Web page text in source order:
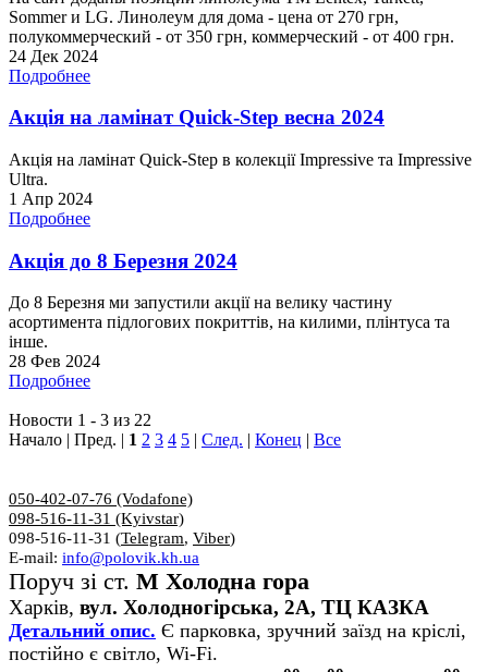
Sommer и LG. Линолеум для дома - цена от 270 грн,
полукоммерческий - от 350 грн, коммерческий - от 400 грн.
24 Дек 2024
Подробнее
Акція на ламінат Quick-Step весна 2024
Акція на ламінат Quick-Step в колекції Impressive та Impressive
Ultra.
1 Апр 2024
Подробнее
Акція до 8 Березня 2024
До 8 Березня ми запустили акції на велику частину
асортимента підлогових покриттів, на килими, плінтуса та
інше.
28 Фев 2024
Подробнее
Новости 1 - 3 из 22
Начало | Пред. | 1 2 3 4 5 | След. | Конец | Все
050-402-07-76 (Vodafone)
098-516-11-31 (Kyivstar)
098-516-11-31 (Telegram, Viber)
E-mail: info@polovik.kh.ua
Поруч зі ст. М Холодна гора
Харків, вул. Холодногірська, 2А, ТЦ КАЗКА
Детальний опис. Є парковка, зручний заїзд на кріслі,
постійно є світло, Wi-Fi.